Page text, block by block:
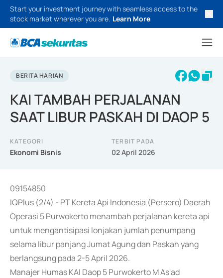
Start your investment journey with seamless access to the
stock market wherever you are. Learn More
BERITA HARIAN
KAI TAMBAH PERJALANAN
SAAT LIBUR PASKAH DI DAOP 5
KATEGORI
Ekonomi Bisnis
TERBIT PADA
02 April 2026
09154850
IQPlus (2/4) - PT Kereta Api Indonesia (Persero) Daerah
Operasi 5 Purwokerto menambah perjalanan kereta api
untuk mengantisipasi lonjakan jumlah penumpang
selama libur panjang Jumat Agung dan Paskah yang
berlangsung pada 2-5 April 2026.
Manajer Humas KAI Daop 5 Purwokerto M As'ad